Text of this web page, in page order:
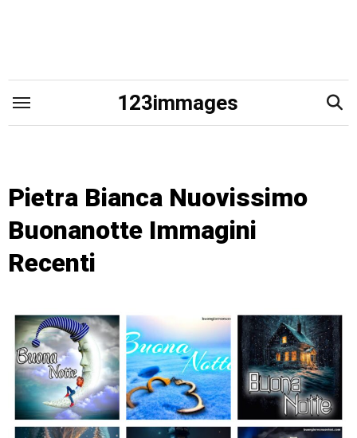
123immages
Pietra Bianca Nuovissimo
Buonanotte Immagini
Recenti